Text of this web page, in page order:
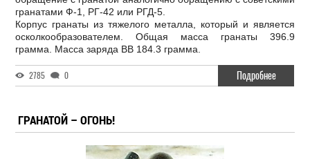
гранатами Ф-1, РГ-42 или РГД-5.
Корпус гранаты из тяжелого металла, который и является
осколкообразователем. Общая масса гранаты 396.9
грамма. Масса заряда ВВ 184.3 грамма.
2785 0 Подробнее
ГРАНАТОЙ – ОГОНЬ!